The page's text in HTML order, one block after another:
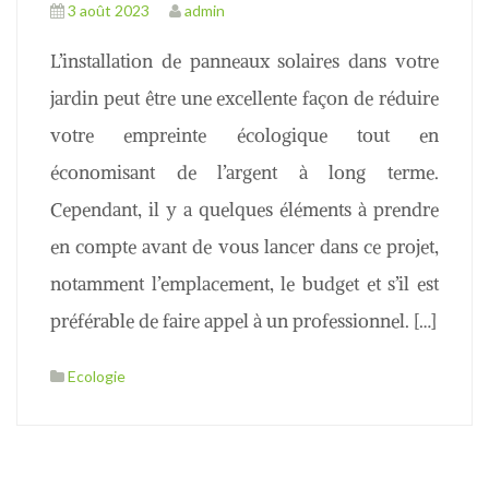
3 août 2023 admin
L’installation de panneaux solaires dans votre
jardin peut être une excellente façon de réduire
votre empreinte écologique tout en
économisant de l’argent à long terme.
Cependant, il y a quelques éléments à prendre
en compte avant de vous lancer dans ce projet,
notamment l’emplacement, le budget et s’il est
préférable de faire appel à un professionnel. […]
Ecologie